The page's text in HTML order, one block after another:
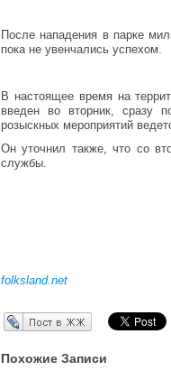
После нападения в парке
пока не увенчались успехом.
В настоящее время на
введен во вторник, сразу
розыскных мероприятий
Он уточнил также, что со
службы.
folksland.net
Перепост в ЖЖ
Похожие Записи